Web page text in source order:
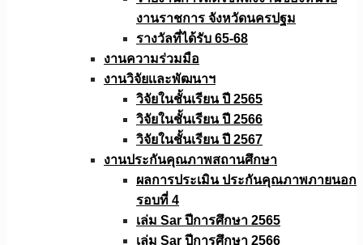
งานราชการ จังหวัดนครปฐม
รางวัลที่ได้รับ 65-68
งานความร่วมมือ
งานวิจัยเเละพัฒนาฯ
วิจัยในชั้นเรียน ปี 2565
วิจัยในชั้นเรียน ปี 2566
วิจัยในชั้นเรียน ปี 2567
งานประกันคุณภาพสถานศึกษา
ผลการประเมิน ประกันคุณภาพภายนอก
รอบที่ 4
เล่ม Sar ปีการศึกษา 2565
เล่ม Sar ปีการศึกษา 2566